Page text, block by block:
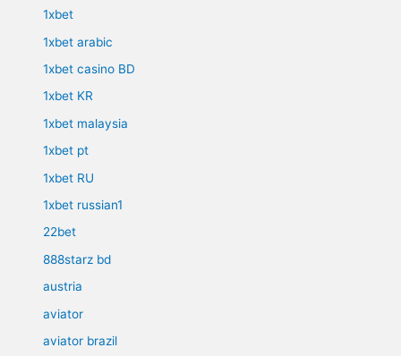
1xbet
1xbet arabic
1xbet casino BD
1xbet KR
1xbet malaysia
1xbet pt
1xbet RU
1xbet russian1
22bet
888starz bd
austria
aviator
aviator brazil